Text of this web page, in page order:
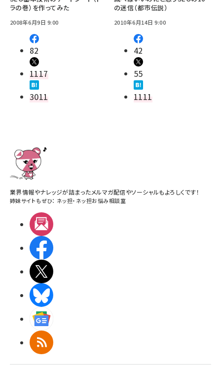
ラの巻）を作ってみた
2008年6月9日 9:00
82
1117
3011
の迷信（都市伝説）
2010年6月14日 9:00
42
55
1111
業界情報やナレッジが詰まったメルマガ配信やソーシャルもよろしくです！
姉妹サイトもぜひ： ネッ担・ ネッ担お悩み相談室
RSS